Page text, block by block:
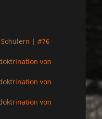
| #76
von
von
von